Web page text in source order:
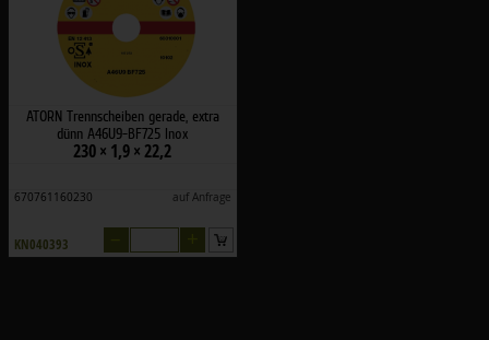
ATORN Trennscheiben gerade, extra
dünn A46U9-BF725 Inox
230 × 1,9 × 22,2
670761160230 auf Anfrage
KN040393